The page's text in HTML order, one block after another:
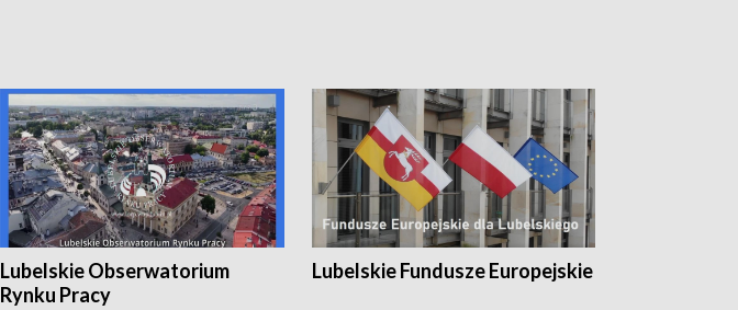
Lubelskie Obserwatorium
Rynku Pracy
Lubelskie Fundusze Europejskie